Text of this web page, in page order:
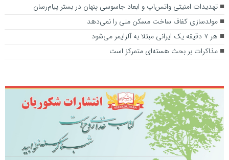
تهدیدات امنیتی واتس‌اپ و ابعاد جاسوسی پنهان در بستر پیام‌رسان
مولدسازی کفاف ساخت مسکن ملی را نمی‌دهد
هر ۷ دقیقه یک ایرانی مبتلا به آلزایمر می‌شود
مذاکرات بر بحث هسته‌ای متمرکز است